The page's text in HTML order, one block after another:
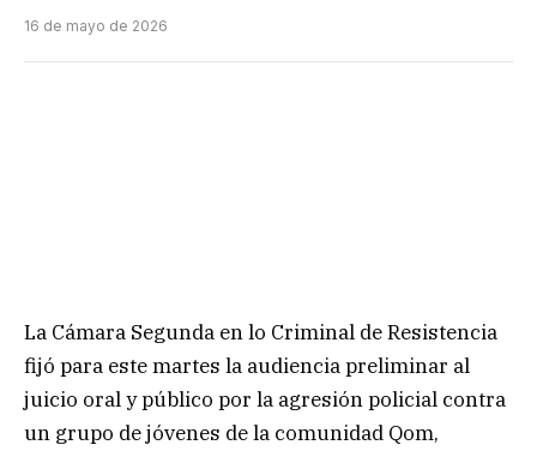
16 de mayo de 2026
La Cámara Segunda en lo Criminal de Resistencia
fijó para este martes la audiencia preliminar al
juicio oral y público por la agresión policial contra
un grupo de jóvenes de la comunidad Qom,